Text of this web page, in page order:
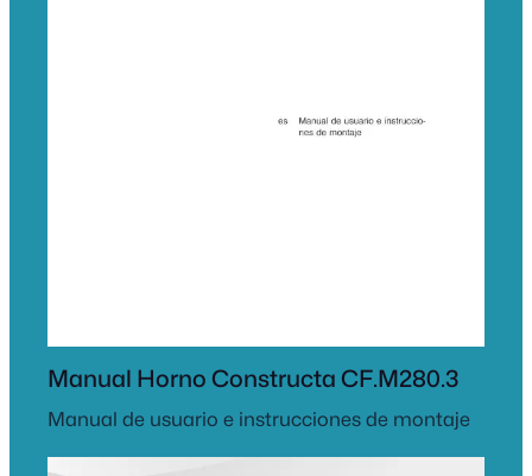
Manual Horno Constructa CF.M280.3
Manual de usuario e instrucciones de montaje